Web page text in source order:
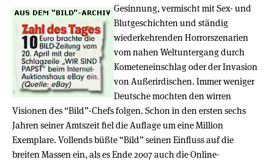
Gesinnung, vermischt mit Sex- und
Blutgeschichten und ständig
wiederkehrenden Horrorszenarien
vom nahen Weltuntergang durch
Kometeneinschlag oder der Invasion
von Außerirdischen. Immer weniger
Deutsche mochten den wirren
Visionen des “Bild”-Chefs folgen. Schon in den ersten sechs
Jahren seiner Amtszeit fiel die Auflage um eine Million
Exemplare. Vollends büßte “Bild” seinen Einfluss auf die
breiten Massen ein, als es Ende 2007 auch die Online-